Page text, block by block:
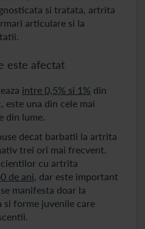
si tratata, artrita
articulare si la
este afectat
intre 0,5% si 1% din
este una din cele mai
din lume.
decat barbatii la artrita
trei ori mai frecvent.
cu artrita
de ani, dar este important
manifesta doar la
si forme juvenile care